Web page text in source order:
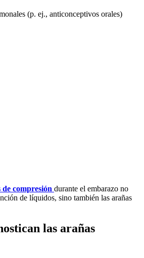
(p. ej., anticonceptivos orales)
de compresión durante el embarazo no
de líquidos, sino también las arañas
las arañas